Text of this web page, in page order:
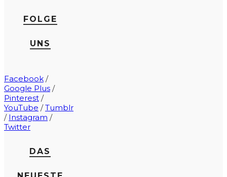
FOLGE
UNS
Facebook /
Google Plus /
Pinterest /
YouTube /Tumblr
/ Instagram /
Twitter
DAS